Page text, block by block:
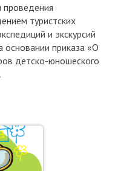
проведения
туристских
и экскурсий
основании приказа «О
детско-юношеского